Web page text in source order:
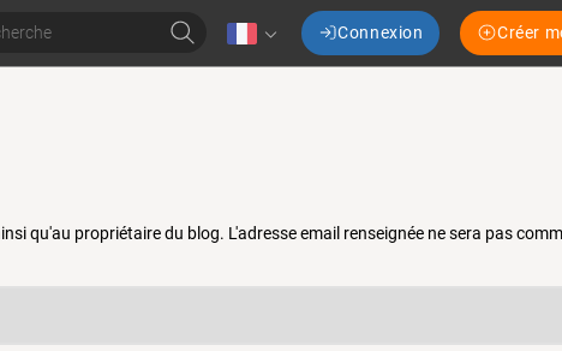
Connexion Créer
qu'au propriétaire du blog. L'adresse email renseignée ne sera pas